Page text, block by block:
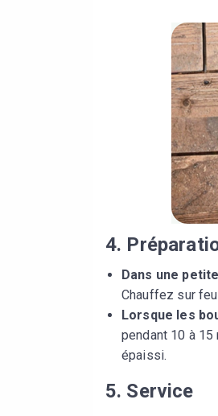
4.
Dans une
Chauffez sur
Lorsque les
pendant 10 à
épaissi.
5. Service